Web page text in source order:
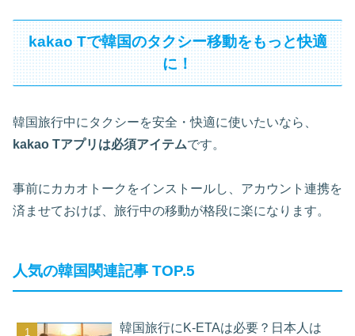
kakao Tで韓国のタクシー移動をもっと快適
に！
韓国旅行中にタクシーを安全・快適に使いたいなら、
kakao Tアプリは必須アイテムです。
事前にカカオトークをインストールし、アカウント連携を
済ませておけば、旅行中の移動が格段に楽になります。
人気の韓国関連記事 TOP.5
韓国旅行にK-ETAは必要？日本人は